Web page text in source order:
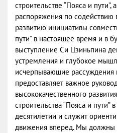
строительстве “Пояса и
распоряжения по содействию
развитию инициативы
пути” в настоящее время и в
выступление Си Цзиньпина
устремления и глубокое
исчерпывающие рассуждения
предоставляет важное
высококачественного
строительства “Пояса и
десятилетии и служит
движения вперед. Мы должны